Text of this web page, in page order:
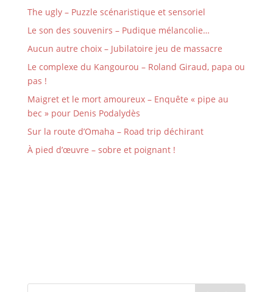
The ugly – Puzzle scénaristique et sensoriel
Le son des souvenirs – Pudique mélancolie…
Aucun autre choix – Jubilatoire jeu de massacre
Le complexe du Kangourou – Roland Giraud, papa ou
pas !
Maigret et le mort amoureux – Enquête « pipe au
bec » pour Denis Podalydès
Sur la route d’Omaha – Road trip déchirant
À pied d’œuvre – sobre et poignant !